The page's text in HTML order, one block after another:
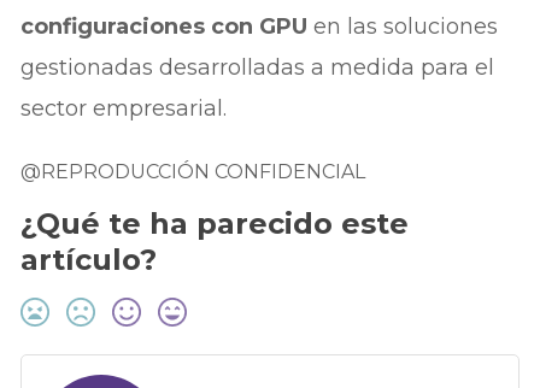
configuraciones con GPU en las soluciones
gestionadas desarrolladas a medida para el
sector empresarial.
@REPRODUCCIÓN CONFIDENCIAL
¿Qué te ha parecido este
artículo?